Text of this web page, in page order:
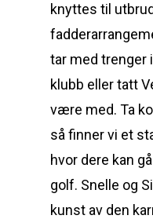
knyttes til
tar med trenger
klubb eller tatt
være med. Ta
så finner vi et
hvor dere kan
golf. Snelle og
kunst av den